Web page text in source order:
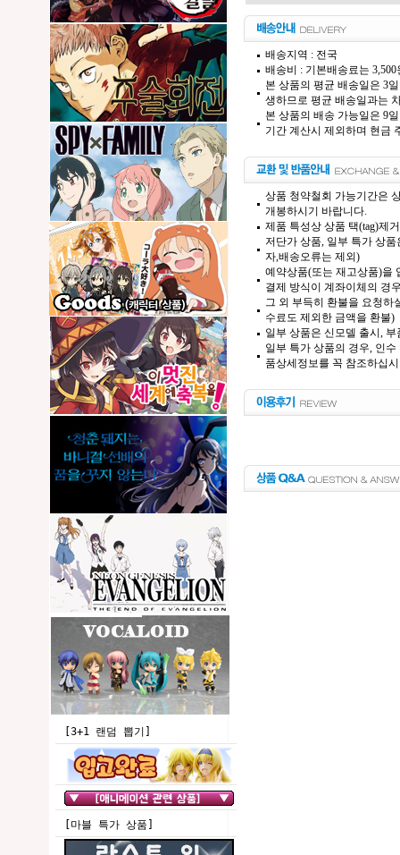
[3+1 랜덤 뽑기]
[마블 특가 상품]
배송지역 : 전국
배송비 : 기본배송료는
본 상품의 평균 배송일은 3
생하므로 평균 배송일과는
본 상품의 배송 가능일은 9
기간 계산시 제외하며 현금
상품 청약철회 가능기간은
개봉하시기 바랍니다.
제품 특성상 상품 택(tag)제
저단가 상품, 일부 특가 상
자,배송오류는 제외)
예약상품(또는 재고상품)을
결제 방식이 계좌이체의 경
그 외 부득히 환불을 요청하
수료도 제외한 금액을 환불)
일부 상품은 신모델 출시,
일부 특가 상품의 경우, 인
품상세정보를 꼭 참조하십